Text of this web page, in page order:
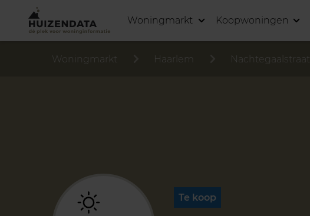
Woningmarkt Koopwoningen
Woningmarkt Haarlem Nachtegaalstraat
Te koop